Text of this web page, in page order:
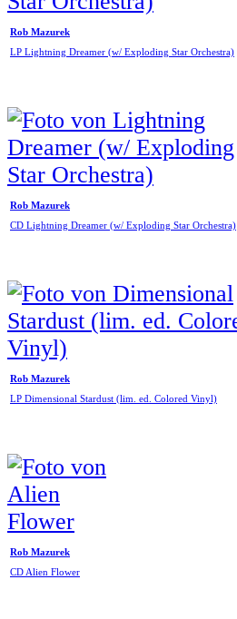
Rob Mazurek
LP Lightning Dreamer (w/ Exploding Star Orchestra)
Rob Mazurek
CD Lightning Dreamer (w/ Exploding Star Orchestra)
Rob Mazurek
LP Dimensional Stardust (lim. ed. Colored Vinyl)
Rob Mazurek
CD Alien Flower